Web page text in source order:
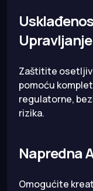
Zaštitite
pomoću
regulatorne,
rizika.
Napredna
Omogućite